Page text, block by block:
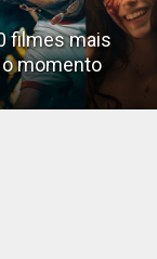
filmes mais
momento